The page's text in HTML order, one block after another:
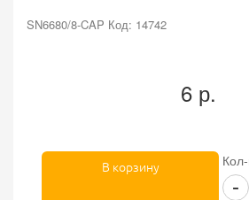
SN6680/8-CAP Код: 14742
6 р.
-
В корзину